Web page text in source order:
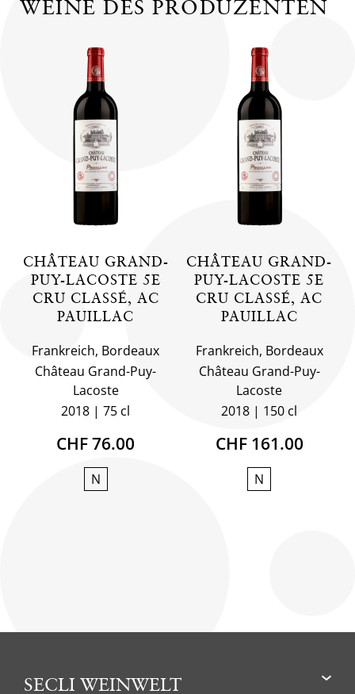
WEINE DES PRODUZENTEN
CHÂTEAU GRAND-
PUY-LACOSTE 5E
CRU CLASSÉ, AC
PAUILLAC
Frankreich, Bordeaux
Château Grand-Puy-
Lacoste
2018
75 cl
CHF 76.00
N
CHÂTEAU GRAND-
PUY-LACOSTE 5E
CRU CLASSÉ, AC
PAUILLAC
Frankreich, Bordeaux
Château Grand-Puy-
Lacoste
2018
150 cl
CHF 161.00
N
SECLI WEINWELT